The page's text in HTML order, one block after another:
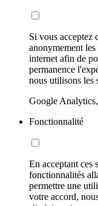
Si vous acceptez
anonymement
internet afin de
permanence
nous utilisons les
Google
Fonctionnalité
En acceptant ces
fonctionnalités
permettre une
votre accord,